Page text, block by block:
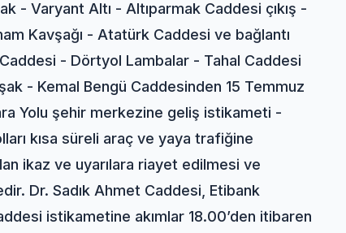
- Varyant Altı - Altıparmak Caddesi çıkış -
Kavşağı - Atatürk Caddesi ve bağlantı
- Dörtyol Lambalar - Tahal Caddesi
- Kemal Bengü Caddesinden 15 Temmuz
Yolu şehir merkezine geliş istikameti -
kısa süreli araç ve yaya trafiğine
ikaz ve uyarılara riayet edilmesi ve
Dr. Sadık Ahmet Caddesi, Etibank
istikametine akımlar 18.00’den itibaren